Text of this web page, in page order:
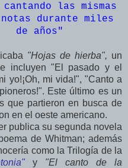
cantando las mismas
durante miles
de años"
"Hojas de hierba", un
incluyen "El pasado y el
yo!¡Oh, mi vida!", "Canto a
Este último es un
que partieron en busca de
en el oeste americano.
publica su segunda novela
de Whitman; además
como la Trilogía de la
y "El canto de la